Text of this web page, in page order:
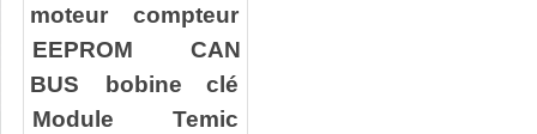
moteur compteur
EEPROM
CAN
BUS
bobine clé
Module Temic